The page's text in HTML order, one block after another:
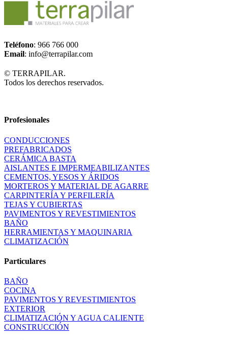
Teléfono: 966 766 000
Email: info@terrapilar.com
© TERRAPILAR.
Todos los derechos reservados.
Profesionales
CONDUCCIONES
PREFABRICADOS
CERÁMICA BASTA
AISLANTES E IMPERMEABILIZANTES
CEMENTOS, YESOS Y ÁRIDOS
MORTEROS Y MATERIAL DE AGARRE
CARPINTERÍA Y PERFILERÍA
TEJAS Y CUBIERTAS
PAVIMENTOS Y REVESTIMIENTOS
BAÑO
HERRAMIENTAS Y MAQUINARIA
CLIMATIZACIÓN
Particulares
BAÑO
COCINA
PAVIMENTOS Y REVESTIMIENTOS
EXTERIOR
CLIMATIZACIÓN Y AGUA CALIENTE
CONSTRUCCIÓN